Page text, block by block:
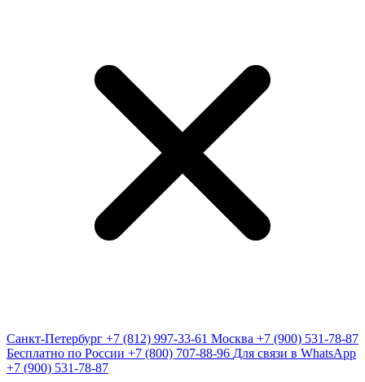
Санкт-Петербург +7 (812) 997-33-61 Москва +7 (900) 531-78-87
Бесплатно по России +7 (800) 707-88-96 Для связи в WhatsApp
+7 (900) 531-78-87